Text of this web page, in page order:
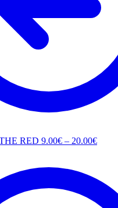
RED 9.00€ – 20.00€Price
20.00€